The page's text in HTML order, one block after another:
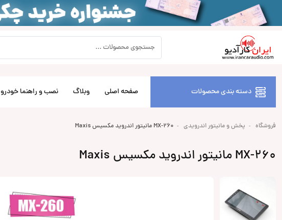
دسته بندی محصولات صفحه اصلی وبلاگ نصب و راهنما خودرو
فروشگاه پخش و مانیتور اندرویدی MX-260 مانیتور اندروید مکسیس Maxis
MX-260 مانیتور اندروید مکسیس Maxis